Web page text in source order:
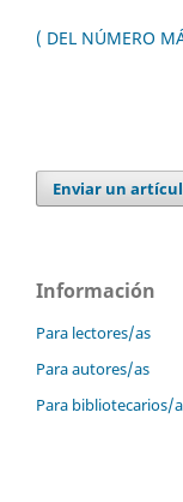
( DEL NÚMERO
Enviar un
Información
Para lectores/as
Para autores/as
Para bibliotecarios/